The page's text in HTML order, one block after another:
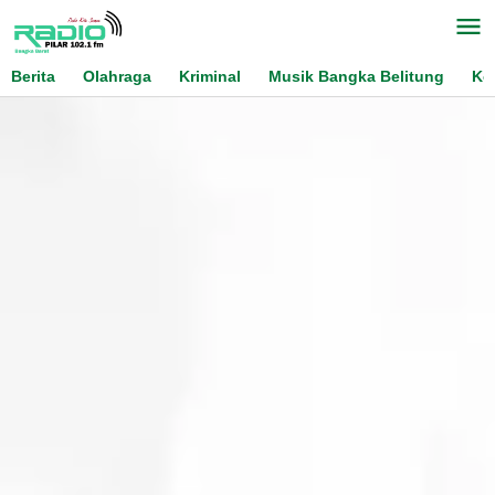
content
Berita
Olahraga Kriminal Musik Bangka Belitung